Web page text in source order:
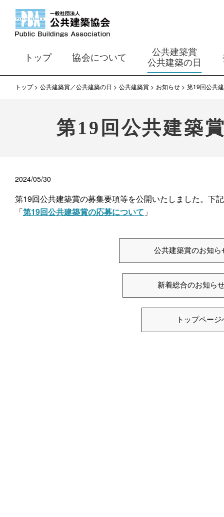
トップ 協会について
公共建築賞
公共建築の日
トップ 公共建築賞／公共建築の日 公共建築賞 お知らせ 第19回公共
第19回公共建築
2024/05/30
第19回公共建築賞の募集要項等を公開いたしました。下
「第19回公共建築賞の応募について 」
公共建築賞のお知ら
新着総合のお知ら
トップページ